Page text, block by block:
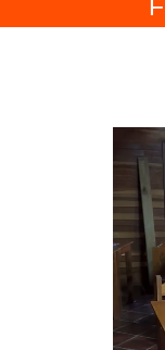
de
vídeo